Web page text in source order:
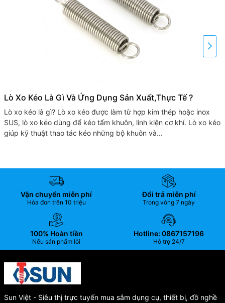
Lò Xo Kéo Là Gì Và Ứng Dụng Sản Xuất,thực Tế ?
Lò xo kéo là gì? Lò xo kéo được làm từ hợp kim thép hoặc inox
SUS, lò xo kéo dùng để kéo tấm khuôn, linh kiện cơ khí. Lò xo kéo
giúp kỹ thuật thao tác kéo những bộ khuôn và...
Vận chuyển miễn phí
Hóa đơn trên 10 triệu
Đổi trả miễn phí
Trong vòng 7 ngày
100% Hoàn tiền
Nếu sản phẩm lỗi
Hotline: 0867157196
Hỗ trợ 24/7
Sun Việt - Siêu thị trực tuyến mua sắm dụng cụ, thiết bị, đồ nghề